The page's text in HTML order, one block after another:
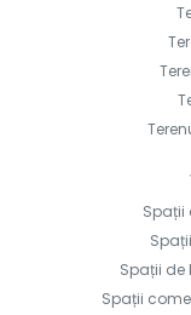
Spații
Spații de
Spații